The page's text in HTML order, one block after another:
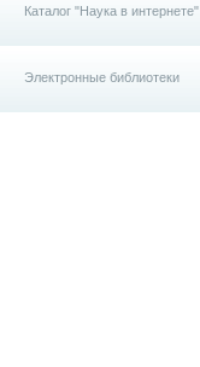
Каталог "Наука в интернете"
Электронные библиотеки